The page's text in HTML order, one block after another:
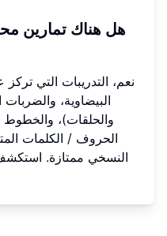
هل هناك تمارين
نعم، التدريبات التي
البيضاوية،
والحلقات)، والخطوط
الحروف / الكلمات
النسخي ممتازة.